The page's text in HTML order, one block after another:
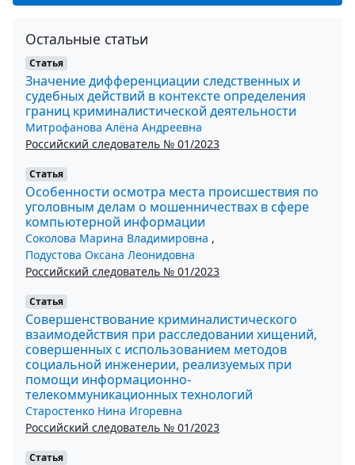
Остальные статьи
Статья
Значение дифференциации следственных и
судебных действий в контексте определения
границ криминалистической деятельности
Митрофанова Алёна Андреевна
Российский следователь № 01/2023
Статья
Особенности осмотра места происшествия по
уголовным делам о мошенничествах в сфере
компьютерной информации
Соколова Марина Владимировна ,
Подустова Оксана Леонидовна
Российский следователь № 01/2023
Статья
Совершенствование криминалистического
взаимодействия при расследовании хищений,
совершенных с использованием методов
социальной инженерии, реализуемых при
помощи информационно-
телекоммуникационных технологий
Старостенко Нина Игоревна
Российский следователь № 01/2023
Статья